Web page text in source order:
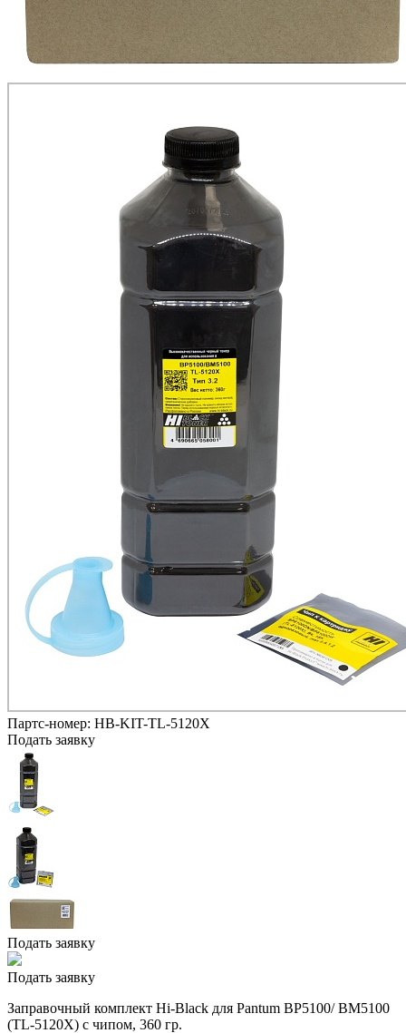
Партс-номер: HB-KIT-TL-5120X
Подать заявку
Подать заявку
Подать заявку
Заправочный комплект Hi-Black для Pantum BP5100/ BM5100
(TL-5120Х) с чипом, 360 гр.